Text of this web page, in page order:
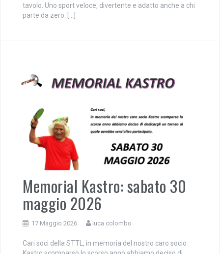
tavolo. Uno sport veloce, divertente e adatto anche a chi
parte da zero: […]
Memorial Kastro: sabato 30
maggio 2026
17 Maggio 2026 luca colombo
Cari soci della STTL, in memoria del nostro caro socio